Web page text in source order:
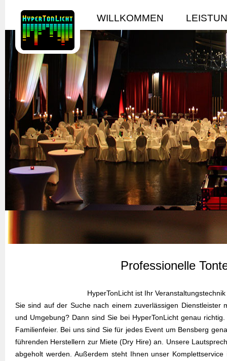
WILLKOMMEN
Professionelle
HyperTonLicht ist Ihr
Sie sind auf der Suche nach einem zuverlässigen
und Umgebung? Dann sind Sie bei HyperTonLicht genau
Familienfeier. Bei uns sind Sie für jedes Event um Bensberg
führenden Herstellern zur Miete (Dry Hire) an. Unsere
abgeholt werden. Außerdem steht Ihnen unser